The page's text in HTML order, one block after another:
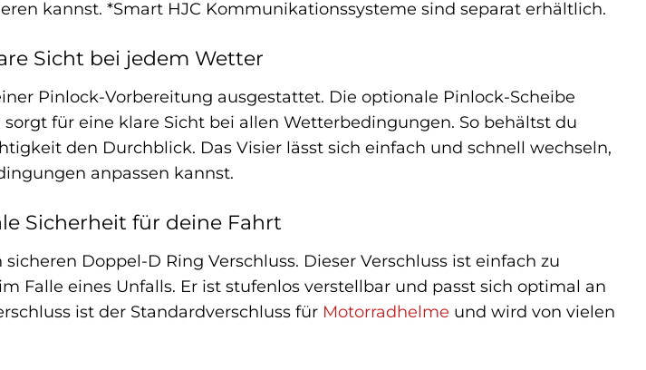
kannst. *Smart HJC Kommunikationssysteme sind separat erhältlich.
Sicht bei jedem Wetter
Pinlock-Vorbereitung ausgestattet. Die optionale Pinlock-Scheibe
für eine klare Sicht bei allen Wetterbedingungen. So behältst du
den Durchblick. Das Visier lässt sich einfach und schnell wechseln,
anpassen kannst.
Sicherheit für deine Fahrt
Doppel-D Ring Verschluss. Dieser Verschluss ist einfach zu
Falle eines Unfalls. Er ist stufenlos verstellbar und passt sich optimal an
ist der Standardverschluss für Motorradhelme und wird von vielen